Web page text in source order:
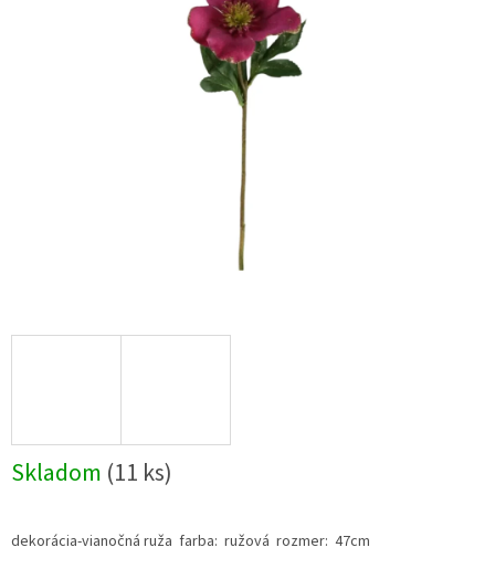
Skladom (11 ks)
dekorácia-vianočná ruža farba: ružová rozmer: 47cm